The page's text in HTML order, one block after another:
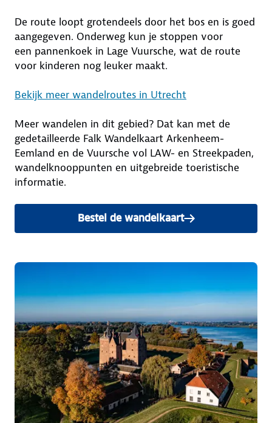
De route loopt grotendeels door het bos en is goed
aangegeven. Onderweg kun je stoppen voor
een pannenkoek in Lage Vuursche, wat de route
voor kinderen nog leuker maakt.
Bekijk meer wandelroutes in Utrecht
Meer wandelen in dit gebied? Dat kan met de
gedetailleerde Falk Wandelkaart Arkenheem-
Eemland en de Vuursche vol LAW- en Streekpaden,
wandelknooppunten en uitgebreide toeristische
informatie.
Bestel de wandelkaart